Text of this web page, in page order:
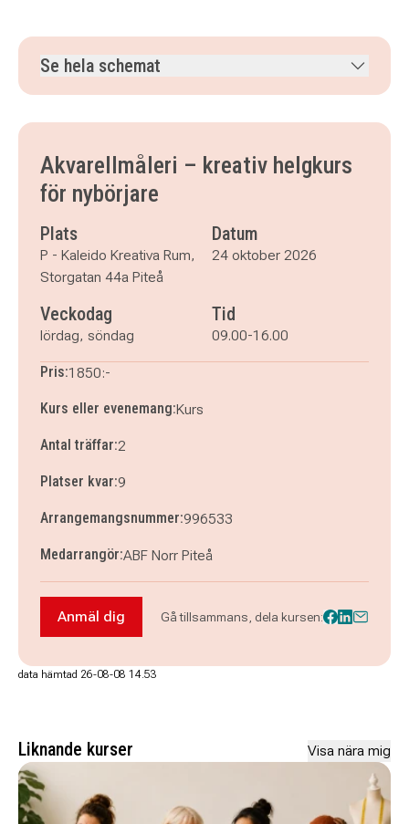
Se hela schemat
Akvarellmåleri – kreativ helgkurs
för nybörjare
Plats
P - Kaleido Kreativa Rum,
Storgatan 44a Piteå
Datum
24 oktober 2026
Veckodag
lördag, söndag
Tid
09.00-16.00
Pris:1850:-
Kurs eller evenemang:Kurs
Antal träffar:2
Platser kvar:9
Arrangemangsnummer:996533
Medarrangör:ABF Norr Piteå
Anmäl dig till Akvarellmåleri – kreativ helgkurs
Anmäl dig Gå tillsammans, dela kursen:
data hämtad 26-08-08 14.53
Liknande kurser Visa nära mig